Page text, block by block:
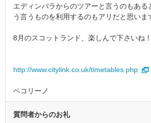
エディンバラからのツアーと言うのもある
う言うものを利用するのもアリだと思いま
8月のスコットランド、楽しんで下さいね！
http://www.citylink.co.uk/timetables.php
ペコリーノ
質問者からのお礼